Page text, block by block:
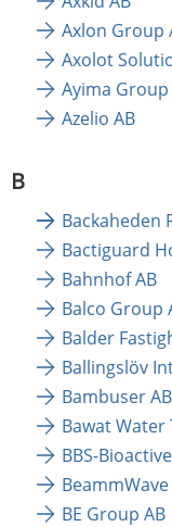
Axlon Group
Axolot
Ayima Group
Azelio AB
B
Backaheden
Bactiguard
Bahnhof AB
Balco Group
Balder
Ballingslöv
Bambuser AB
Bawat Water
BBS-
BeammWave
BE Group AB